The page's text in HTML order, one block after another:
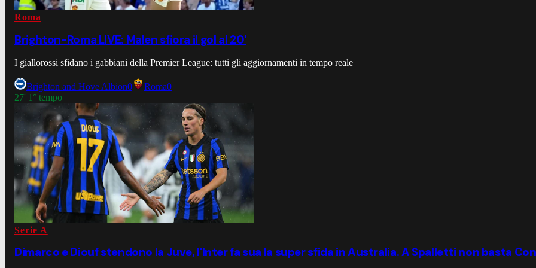
Roma
Brighton-Roma LIVE: Malen sfiora il gol al 20'
I giallorossi sfidano i gabbiani della Premier League: tutti gli aggiornamenti in tempo reale
Brighton and Hove Albion0 Roma0
27' 1° tempo
Serie A
Dimarco e Diouf stendono la Juve, l'Inter fa sua la super sfida in Australia. A Spalletti non basta